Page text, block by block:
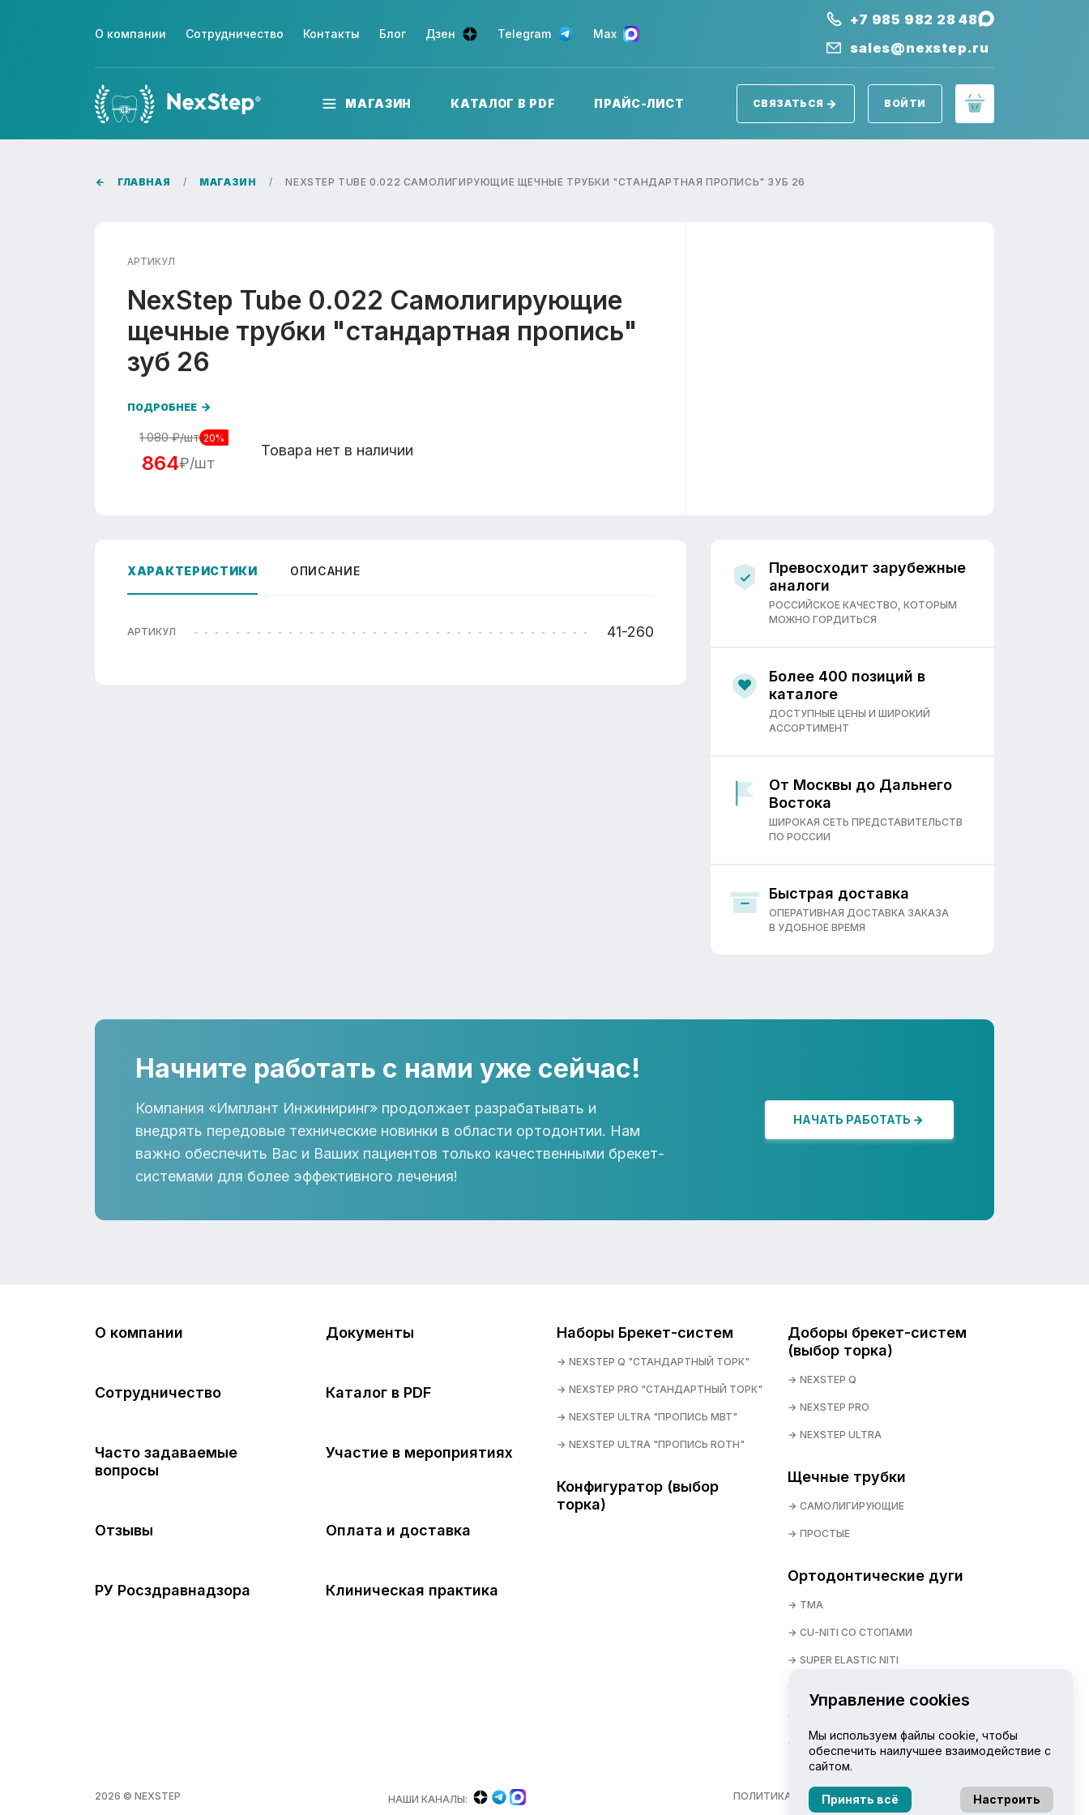
О компании Сотрудничество Контакты Блог Дзен Telegram Max
+7 985 982 28 48
sales@nexstep.ru
МАГАЗИН КАТАЛОГ В PDF ПРАЙС-ЛИСТ СВЯЗАТЬСЯ ВОЙТИ
ГЛАВНАЯ МАГАЗИН NEXSTEP TUBE 0.022 CАМОЛИГИРУЮЩИЕ ЩЕЧНЫЕ ТРУБКИ "СТАНДАРТНАЯ ПРОПИСЬ" ЗУБ 26
АРТИКУЛ
NexStep Tube 0.022 Cамолигирующие
щечные трубки "стандартная пропись"
зуб 26
ПОДРОБНЕЕ
1 080 ₽/шт 20%
864₽/шт
Товара нет в наличии
ХАРАКТЕРИСТИКИ ОПИСАНИЕ
АРТИКУЛ 41-260
Превосходит зарубежные
аналоги
РОССИЙСКОЕ КАЧЕСТВО, КОТОРЫМ
МОЖНО ГОРДИТЬСЯ
Более 400 позиций в
каталоге
ДОСТУПНЫЕ ЦЕНЫ И ШИРОКИЙ
АССОРТИМЕНТ
От Москвы до Дальнего
Востока
ШИРОКАЯ СЕТЬ ПРЕДСТАВИТЕЛЬСТВ
ПО РОССИИ
Быстрая доставка
ОПЕРАТИВНАЯ ДОСТАВКА ЗАКАЗА
В УДОБНОЕ ВРЕМЯ
Начните работать с нами уже сейчас!
Компания «Имплант Инжиниринг» продолжает разрабатывать и
внедрять передовые технические новинки в области ортодонтии. Нам
важно обеспечить Вас и Ваших пациентов только качественными брекет-
системами для более эффективного лечения!
НАЧАТЬ РАБОТАТЬ
О компании Документы
Сотрудничество Каталог в PDF
Часто задаваемые
вопросы
Участие в мероприятиях
Отзывы Оплата и доставка
РУ Росздравнадзора Клиническая практика
Наборы Брекет-систем
NEXSTEP Q "СТАНДАРТНЫЙ ТОРК"
NEXSTEP PRO "СТАНДАРТНЫЙ ТОРК"
NEXSTEP ULTRA "ПРОПИСЬ MBT"
NEXSTEP ULTRA "ПРОПИСЬ ROTH"
Конфигуратор (выбор
торка)
Доборы брекет-систем
(выбор торка)
NEXSTEP Q
NEXSTEP PRO
NEXSTEP ULTRA
Щечные трубки
САМОЛИГИРУЮЩИЕ
ПРОСТЫЕ
Ортодонтические дуги
TMA
CU-NITI СО СТОПАМИ
SUPER ELASTIC NITI
REVERSE CURVE NITI
2026 © NEXSTEP НАШИ КАНАЛЫ: ПОЛИТИКА ОБРАБОТКИ ПЕРСОНАЛЬНЫХ ДАННЫХ
Управление cookies
Мы используем файлы cookie, чтобы
обеспечить наилучшее взаимодействие с
сайтом.
Принять всё Настроить